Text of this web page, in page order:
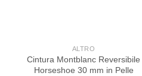
ALTRO
Cintura Montblanc Reversibile
Horseshoe 30 mm in Pelle